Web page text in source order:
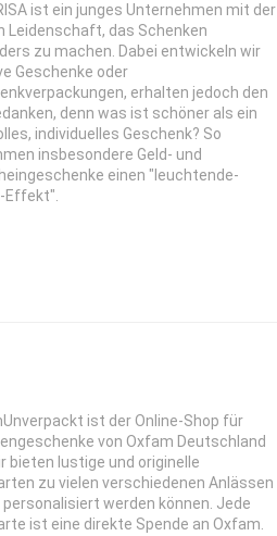
ist ein junges Unternehmen mit der
Leidenschaft, das Schenken
zu machen. Dabei entwickeln wir
Geschenke oder
erhalten jedoch den
denn was ist schöner als ein
individuelles Geschenk? So
insbesondere Geld- und
einen "leuchtende-
Effekt".
ist der Online-Shop für
von Oxfam Deutschland
bieten lustige und originelle
zu vielen verschiedenen Anlässen
personalisiert werden können. Jede
ist eine direkte Spende an Oxfam.